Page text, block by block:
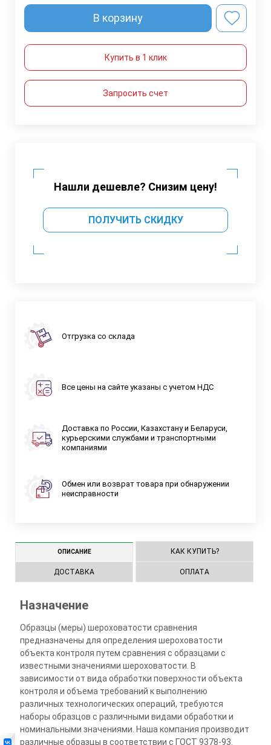
В корзину
Купить в 1 клик
Запросить счет
Нашли дешевле? Снизим цену!
ПОЛУЧИТЬ СКИДКУ
Отгрузка со склада
Все цены на сайте указаны с учетом НДС
Доставка по России, Казахстану и Беларуси,
курьерскими службами и транспортными
компаниями
Обмен или возврат товара при обнаружении
неисправности
ОПИСАНИЕ КАК КУПИТЬ?
ДОСТАВКА ОПЛАТА
Назначение
Образцы (меры) шероховатости сравнения
предназначены для определения шероховатости
объекта контроля путем сравнения с образцами с
известными значениями шероховатости. В
зависимости от вида обработки поверхности объекта
контроля и объема требований к выполнению
различных технологических операций, требуются
наборы образцов с различными видами обработки и
номинальными значениями. Наша компания производит
различные образцы в соответствии с ГОСТ 9378-93.